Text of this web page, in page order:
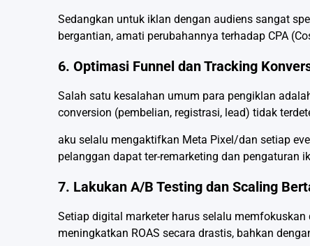
Sedangkan untuk iklan dengan audiens sangat
bergantian, amati perubahannya terhadap CPA
6. Optimasi Funnel dan Tracking
Salah satu kesalahan umum para pengiklan
conversion (pembelian, registrasi, lead) tidak
aku selalu mengaktifkan Meta Pixel/dan setiap
pelanggan dapat ter-remarketing dan pengaturan
7. Lakukan A/B Testing dan Scaling
Setiap digital marketer harus selalu
meningkatkan ROAS secara drastis, bahkan